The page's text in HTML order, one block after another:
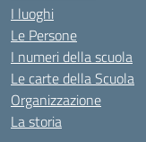
I luoghi
Le Persone
I numeri della scuola
Le carte della Scuola
Organizzazione
La storia